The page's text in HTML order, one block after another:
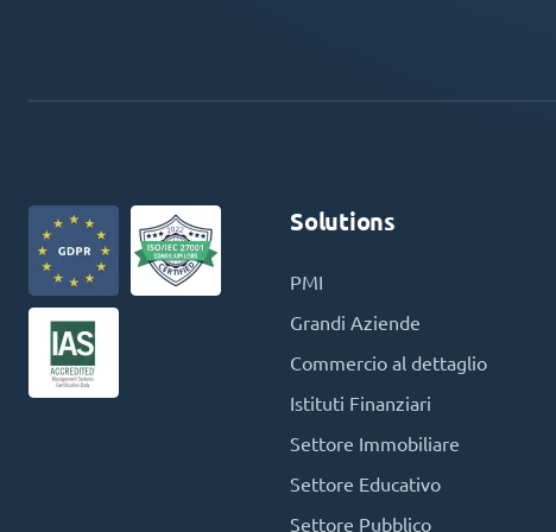
Solutions
PMI
Grandi Aziende
Commercio al dettaglio
Istituti Finanziari
Settore Immobiliare
Settore Educativo
Settore Pubblico